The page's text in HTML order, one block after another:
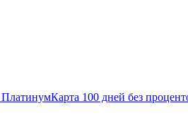
Карта 100 дней без